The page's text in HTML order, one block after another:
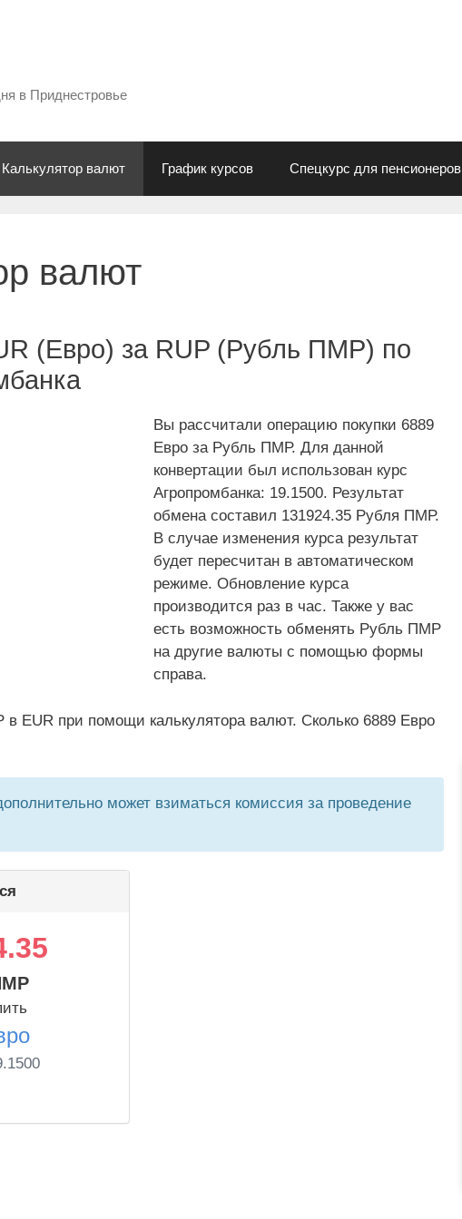
в Приднестровье
Калькулятор валют График курсов Спецкурс для пенсионеров
валют
(Евро) за RUP (Рубль ПМР) по
Вы рассчитали операцию покупки 6889
Евро за Рубль ПМР. Для данной
конвертации был использован курс
Агропромбанка: 19.1500. Результат
обмена составил 131924.35 Рубля ПМР.
В случае изменения курса результат
будет пересчитан в автоматическом
режиме. Обновление курса
производится раз в час. Также у вас
есть возможность обменять Рубль ПМР
на другие валюты с помощью формы
справа.
в EUR при помощи калькулятора валют. Сколько 6889 Евро
может взиматься комиссия за проведение